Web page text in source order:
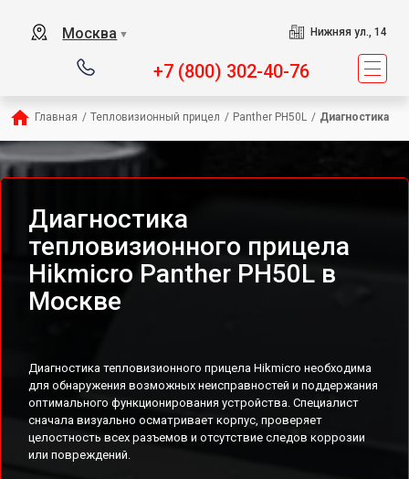
Москва ▼ Нижняя ул., 14
+7 (800) 302-40-76
Главная / Тепловизионный прицел / Panther PH50L / Диагностика
Диагностика
тепловизионного прицела
Hikmicro Panther PH50L в
Москве
Диагностика тепловизионного прицела Hikmicro необходима
для обнаружения возможных неисправностей и поддержания
оптимального функционирования устройства. Специалист
сначала визуально осматривает корпус, проверяет
целостность всех разъемов и отсутствие следов коррозии
или повреждений.